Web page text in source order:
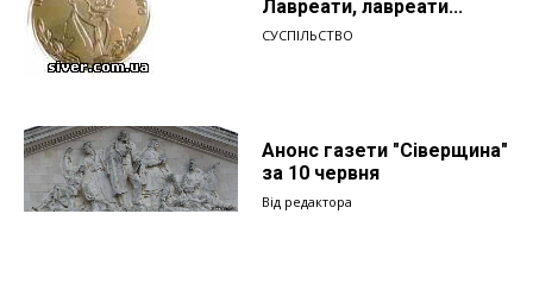
Лавреати, лавреати...
СУСПІЛЬСТВО
Анонс газети "Сіверщина"
за 10 червня
Від редактора